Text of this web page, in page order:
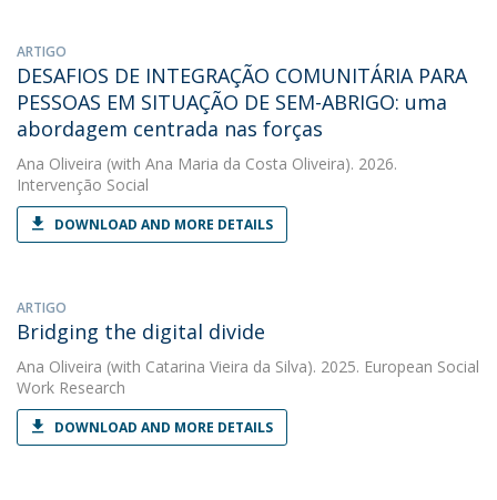
ARTIGO
DESAFIOS DE INTEGRAÇÃO COMUNITÁRIA PARA
PESSOAS EM SITUAÇÃO DE SEM-ABRIGO: uma
abordagem centrada nas forças
Ana Oliveira (with Ana Maria da Costa Oliveira). 2026.
Intervenção Social
DOWNLOAD AND MORE DETAILS
ARTIGO
Bridging the digital divide
Ana Oliveira (with Catarina Vieira da Silva). 2025. European Social
Work Research
DOWNLOAD AND MORE DETAILS